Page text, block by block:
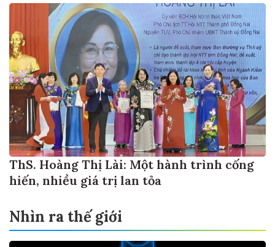
ThS. Hoàng Thị Lài: Một hành trình cống
hiến, nhiều giá trị lan tỏa
Nhìn ra thế giới